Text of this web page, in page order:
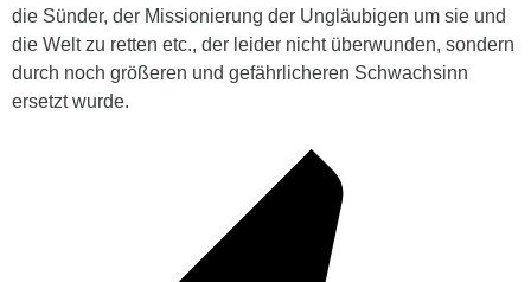
die Sünder, der Missionierung der Ungläubigen um sie und
die Welt zu retten etc., der leider nicht überwunden, sondern
durch noch größeren und gefährlicheren Schwachsinn
ersetzt wurde.